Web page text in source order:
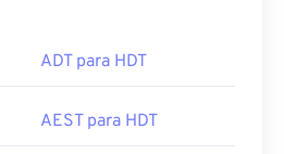
ADT para HDT
AEST para HDT